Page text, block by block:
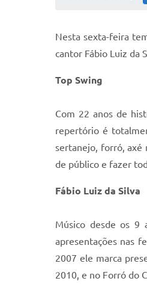
Nesta sexta-feira
cantor Fábio Luiz da
Top Swing
Com 22 anos de
repertório é
sertanejo, forró, axé
de público e fazer
Fábio Luiz da Silva
Músico desde os 9
apresentações nas
2007 ele marca
2010, e no Forró do